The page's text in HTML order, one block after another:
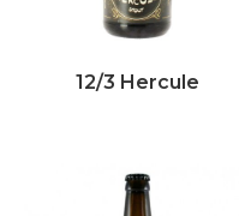
12/3 Hercule